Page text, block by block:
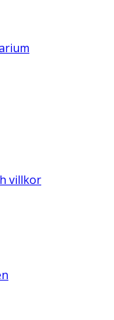
villkor